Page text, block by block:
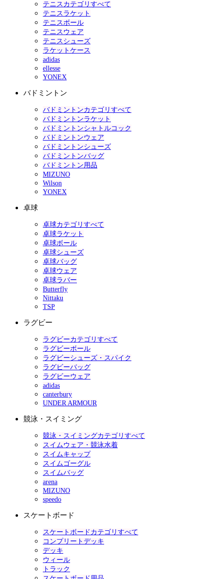
テニスカテゴリすべて
テニスラケット
テニスボール
テニスウェア
テニスシューズ
ラケットケース
adidas
ellesse
YONEX
バドミントン
バドミントンカテゴリすべて
バドミントンラケット
バドミントンシャトルコック
バドミントンウェア
バドミントンシューズ
バドミントンバッグ
バドミントン用品
MIZUNO
Wilson
YONEX
卓球
卓球カテゴリすべて
卓球ラケット
卓球ボール
卓球シューズ
卓球バッグ
卓球ウェア
卓球ラバー
Butterfly
Nittaku
TSP
ラグビー
ラグビーカテゴリすべて
ラグビーボール
ラグビーシューズ・スパイク
ラグビーバッグ
ラグビーウェア
adidas
canterbury
UNDER ARMOUR
競泳・スイミング
競泳・スイミングカテゴリすべて
スイムウェア・競泳水着
スイムキャップ
スイムゴーグル
スイムバッグ
arena
MIZUNO
speedo
スケートボード
スケートボードカテゴリすべて
コンプリートデッキ
デッキ
ウィール
トラック